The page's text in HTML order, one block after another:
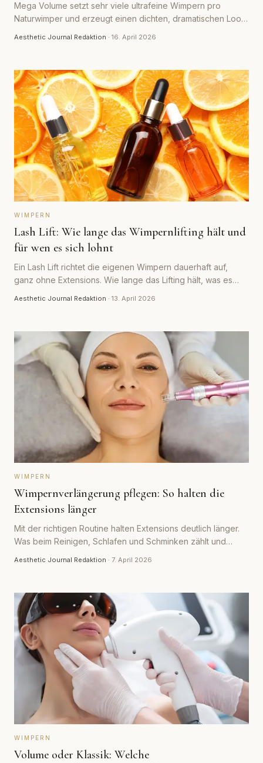
Mega Volume setzt sehr viele ultrafeine Wimpern pro
Naturwimper und erzeugt einen dichten, dramatischen Look.
Aesthetic Journal Redaktion · 16. April 2026
WIMPERN
Lash Lift: Wie lange das Wimpernlifting hält und
für wen es sich lohnt
Ein Lash Lift richtet die eigenen Wimpern dauerhaft auf,
ganz ohne Extensions. Wie lange das Lifting hält, was es
Aesthetic Journal Redaktion · 13. April 2026
WIMPERN
Wimpernverlängerung pflegen: So halten die
Extensions länger
Mit der richtigen Routine halten Extensions deutlich länger.
Was beim Reinigen, Schlafen und Schminken zählt und
Aesthetic Journal Redaktion · 7. April 2026
WIMPERN
Volume oder Klassik: Welche